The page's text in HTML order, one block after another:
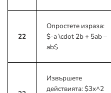
22
Опростете израза:
$-a \cdot 2b + 5ab –
ab$
Извършете
действията:$3x^2